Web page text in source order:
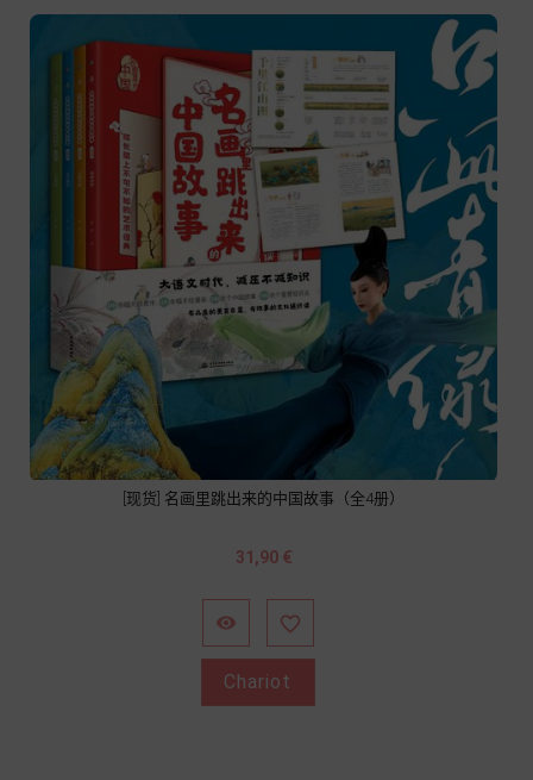
[现货] 名画里跳出来的中国故事（全4册）
Prix
31,90 €
 
Chariot